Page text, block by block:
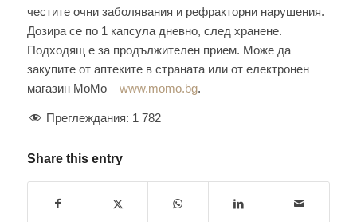
честите очни заболявания и рефракторни нарушения.
Дозира се по 1 капсула дневно, след хранене.
Подходящ е за продължителен прием. Може да
закупите от аптеките в страната или от електронен
магазин МоМо –www.momo.bg.
Преглеждания: 1 782
Share this entry